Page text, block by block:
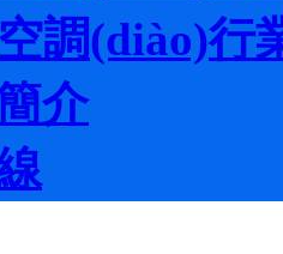
調(diào)行
介